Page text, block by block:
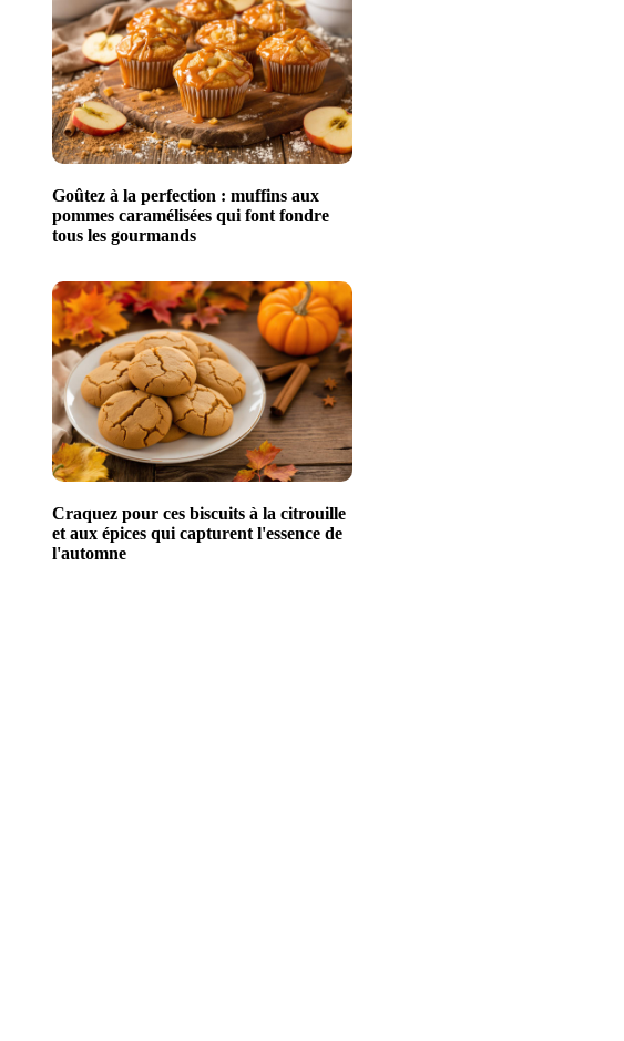
Goûtez à la perfection : muffins aux
pommes caramélisées qui font fondre
tous les gourmands
Craquez pour ces biscuits à la citrouille
et aux épices qui capturent l'essence de
l'automne